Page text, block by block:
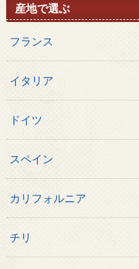
産地で選ぶ
フランス
イタリア
ドイツ
スペイン
カリフォルニア
チリ